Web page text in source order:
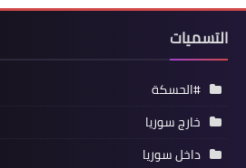
التسميات
#الحسكة
خارج سوريا
داخل سوريا